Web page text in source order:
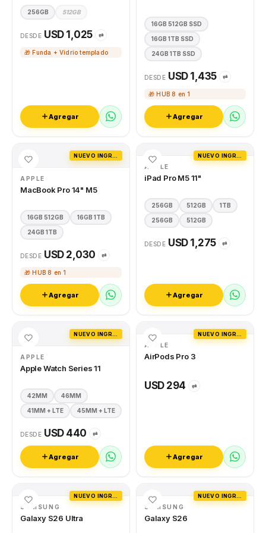
256GB 512GB
DESDE USD 1,025 ⇄
🎁 Funda + Vidrio templado
Agregar
16GB 512GB SSD
16GB 1TB SSD
24GB 1TB SSD
DESDE USD 1,435 ⇄
🎁 HUB 8 en 1
Agregar
APPLE
MacBook Pro 14" M5
16GB 512GB 16GB 1TB
24GB 1TB
DESDE USD 2,030 ⇄
🎁 HUB 8 en 1
Agregar
APPLE
iPad Pro M5 11"
256GB 512GB 1TB
256GB 512GB
DESDE USD 1,275 ⇄
Agregar
APPLE
Apple Watch Series 11
42MM 46MM
41MM + LTE 45MM + LTE
DESDE USD 440 ⇄
Agregar
APPLE
AirPods Pro 3
USD 294 ⇄
Agregar
SAMSUNG
Galaxy S26 Ultra
SAMSUNG
Galaxy S26